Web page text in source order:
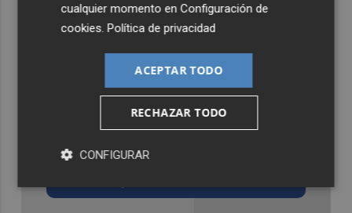
Recibe toda la actualidad de
Castellón Plaza en tu correo
cualquier momento enConfiguración de
cookies .Política de privacidad
ACEPTAR TODO
RECHAZAR TODO
CONFIGURAR